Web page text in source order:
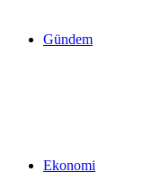
Gündem
Ekonomi